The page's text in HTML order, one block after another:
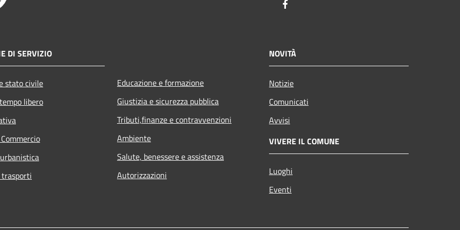
DI SERVIZIO
stato civile
libero
Educazione e formazione
Giustizia e sicurezza pubblica
Tributi,finanze e contravvenzioni
Ambiente
Salute, benessere e assistenza
Autorizzazioni
NOVITÀ
Notizie
Comunicati
Avvisi
VIVERE IL COMUNE
Luoghi
Eventi